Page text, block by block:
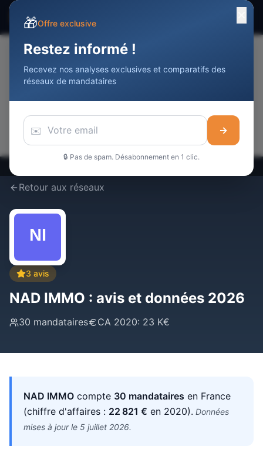
Devenir Agent
📢
Retour aux réseaux
3 avis
NAD IMMO : avis et données 2026
30 mandataires CA 2020: 23 K€
NAD IMMO compte 30 mandataires en France
(chiffre d'affaires : 22 821 € en 2020). Données
mises à jour le 5 juillet 2026.
🎁Offre exclusive
Restez informé !
Recevez nos analyses exclusives et comparatifs des
réseaux de mandataires
✉️ →
🔒 Pas de spam. Désabonnement en 1 clic.